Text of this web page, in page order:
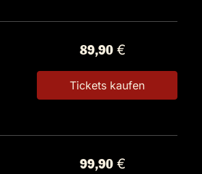
89,90 €
Tickets kaufen
99,90 €